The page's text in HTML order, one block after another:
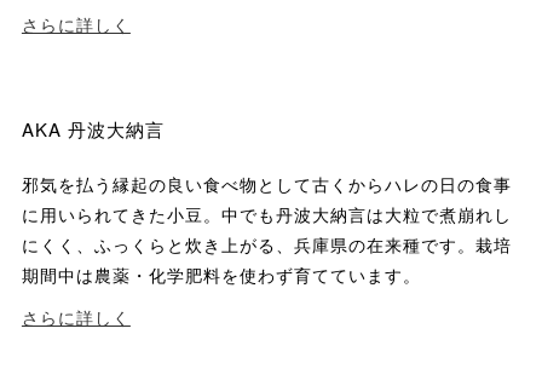
さらに詳しく
AKA 丹波大納言
邪気を払う縁起の良い食べ物として古くからハレの日の食事
に用いられてきた小豆。中でも丹波大納言は大粒で煮崩れし
にくく、ふっくらと炊き上がる、兵庫県の在来種です。栽培
期間中は農薬・化学肥料を使わず育てています。
さらに詳しく